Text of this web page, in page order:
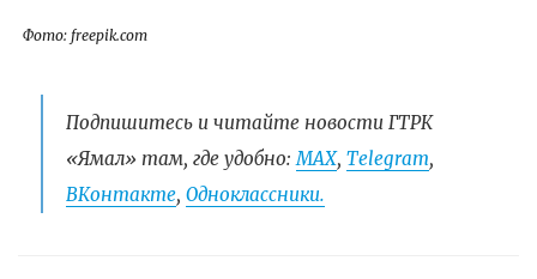
Фото: freepik.com
Подпишитесь и читайте новости ГТРК
«Ямал» там, где удобно:МАХ, Telegram,
ВКонтакте, Одноклассники.